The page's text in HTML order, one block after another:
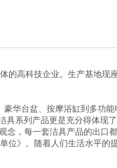
高科技企业。生产基地现
台盆、按摩浴缸到多功能
系列产品更是充分得体现
，每一套洁具产品的出口
位》。随着人们生活水平